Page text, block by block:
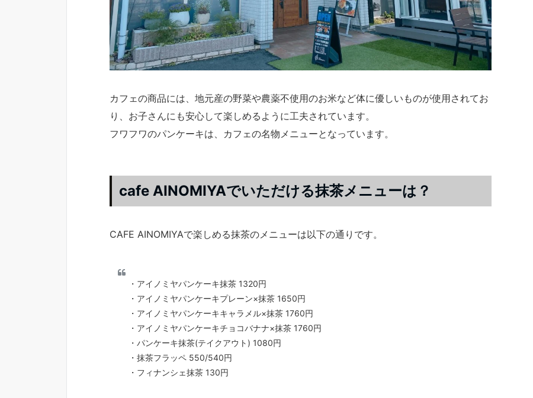
カフェの商品には、地元産の野菜や農薬不使用のお米など体に優しいものが使用されてお
り、お子さんにも安心して楽しめるように工夫されています。
フワフワのパンケーキは、カフェの名物メニューとなっています。
cafe AINOMIYAでいただける抹茶メニューは？
CAFE AINOMIYAで楽しめる抹茶のメニューは以下の通りです。
・アイノミヤパンケーキ抹茶 1320円
・アイノミヤパンケーキプレーン×抹茶 1650円
・アイノミヤパンケーキキャラメル×抹茶 1760円
・アイノミヤパンケーキチョコバナナ×抹茶 1760円
・パンケーキ抹茶(テイクアウト) 1080円
・抹茶フラッペ 550/540円
・フィナンシェ抹茶 130円